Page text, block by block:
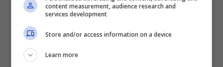
L’appuntamento è per il prossimo 30
novembre a Milano, alle ore 18,30, presso
content measurement, audience research and
services development
Store and/or access information on a device
Learn more